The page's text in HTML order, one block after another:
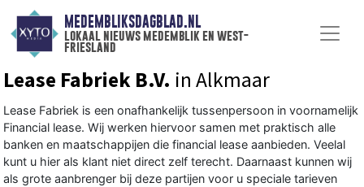
MEDEMBLIKSDAGBLAD.NL
lokaal nieuws medemblik en west-
friesland
Lease Fabriek B.V. in Alkmaar
Lease Fabriek is een onafhankelijk tussenpersoon in voornamelijk
Financial lease. Wij werken hiervoor samen met praktisch alle
banken en maatschappijen die financial lease aanbieden. Veelal
kunt u hier als klant niet direct zelf terecht. Daarnaast kunnen wij
als grote aanbrenger bij deze partijen voor u speciale tarieven